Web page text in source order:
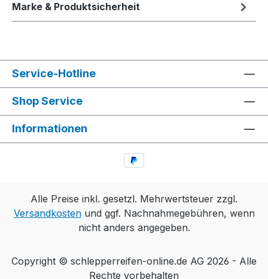
Marke & Produktsicherheit
Service-Hotline
Shop Service
Informationen
Alle Preise inkl. gesetzl. Mehrwertsteuer zzgl.
Versandkostenund ggf. Nachnahmegebühren, wenn
nicht anders angegeben.
Copyright © schlepperreifen-online.de AG 2026 - Alle
Rechte vorbehalten